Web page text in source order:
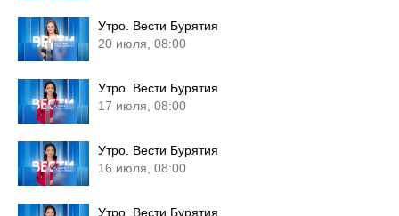
Утро. Вести Бурятия
20 июля, 08:00
Утро. Вести Бурятия
17 июля, 08:00
Утро. Вести Бурятия
16 июля, 08:00
Утро. Вести Бурятия